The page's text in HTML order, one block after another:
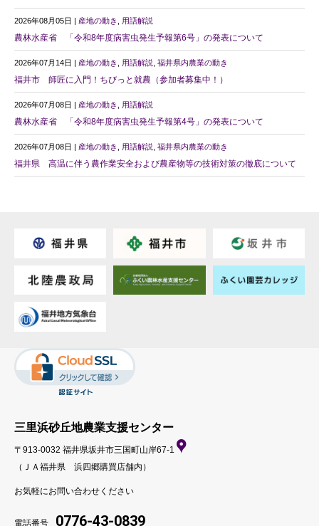
2026年08月05日 | 産地の動き 用語解説
農林水産省 「令和8年度病害虫発生予報第6号」の発表について
2026年07月14日 | 産地の動き 用語解説 福井県内農業の動き
福井市 師匠に入門！ちびっと就農（参加者募集中！）
2026年07月08日 | 産地の動き 用語解説
農林水産省 「令和8年度病害虫発生予報第4号」の発表について
2026年07月08日 | 産地の動き 用語解説 福井県内農業の動き
福井県 高温に伴う農作業安全および農産物等の技術対策の徹底について
三里浜砂丘地農業支援センター
〒913-0032 福井県坂井市三国町山岸67-1
（ＪＡ福井県 浜四郷購買店舗内）
お気軽にお問い合わせください
電話番号 0776-43-0839